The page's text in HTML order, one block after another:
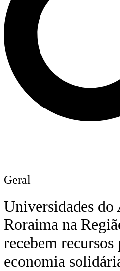
Geral
Universidades do
Roraima na
recebem
economia